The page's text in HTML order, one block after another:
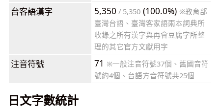
台客語漢字 5,350 / 5,350 (100.0%) ※教育部
臺灣台語、臺灣客家語兩本詞典所
收錄之所有漢字與再會豆腐字所整
理的其它官方文獻用字
注音符號 71 ※一般注音符號37個、舊國音符
號約4個、台語方音符號共25個
日文字數統計